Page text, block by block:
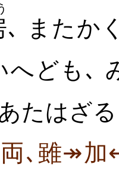
､ またか
へども､
たはざ
､雖↠加